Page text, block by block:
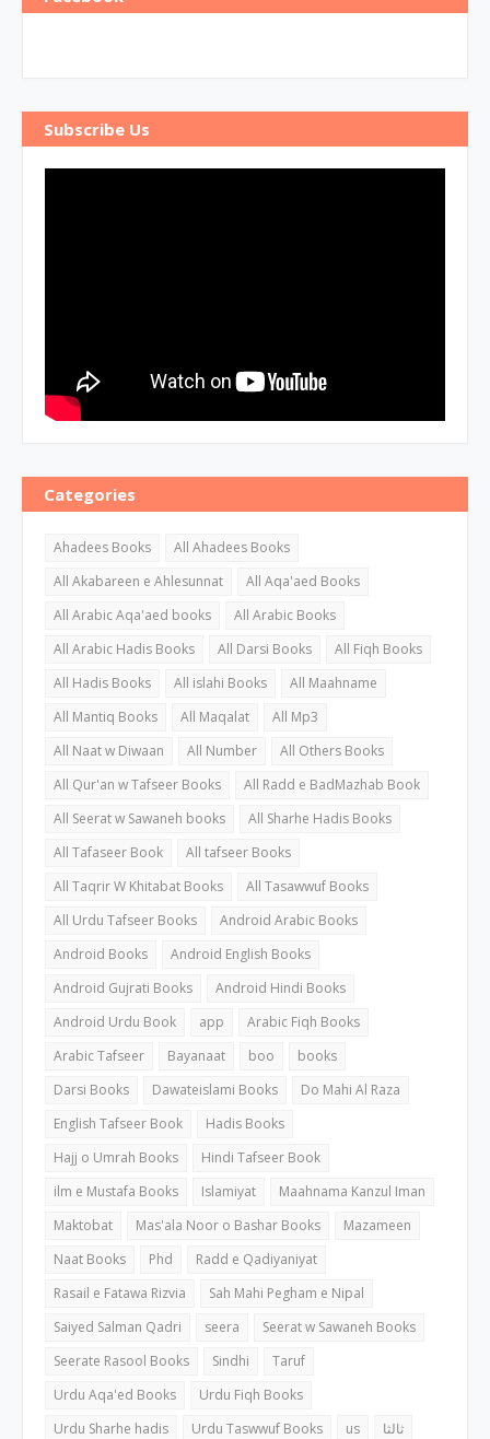
Subscribe Us
Categories
Ahadees Books
All Ahadees Books
All Akabareen e Ahlesunnat
All Aqa'aed Books
All Arabic Aqa'aed books
All Arabic Books
All Arabic Hadis Books
All Darsi Books
All Fiqh Books
All Hadis Books
All islahi Books
All Maahname
All Mantiq Books
All Maqalat
All Mp3
All Naat w Diwaan
All Number
All Others Books
All Qur'an w Tafseer Books
All Radd e BadMazhab Book
All Seerat w Sawaneh books
All Sharhe Hadis Books
All Tafaseer Book
All tafseer Books
All Taqrir W Khitabat Books
All Tasawwuf Books
All Urdu Tafseer Books
Android Arabic Books
Android Books
Android English Books
Android Gujrati Books
Android Hindi Books
Android Urdu Book
app
Arabic Fiqh Books
Arabic Tafseer
Bayanaat boo
books
Darsi Books
Dawateislami Books
Do Mahi Al Raza
English Tafseer Book
Hadis Books
Hajj o Umrah Books
Hindi Tafseer Book
ilm e Mustafa Books
Islamiyat
Maahnama Kanzul Iman
Maktobat
Mas'ala Noor o Bashar Books
Mazameen
Naat Books
Phd
Radd e Qadiyaniyat
Rasail e Fatawa Rizvia
Sah Mahi Pegham e Nipal
Saiyed Salman Qadri
seera
Seerat w Sawaneh Books
Seerate Rasool Books
Sindhi
Taruf
Urdu Aqa'ed Books
Urdu Fiqh Books
Urdu Sharhe hadis
Urdu Taswwuf Books us
ثالثا